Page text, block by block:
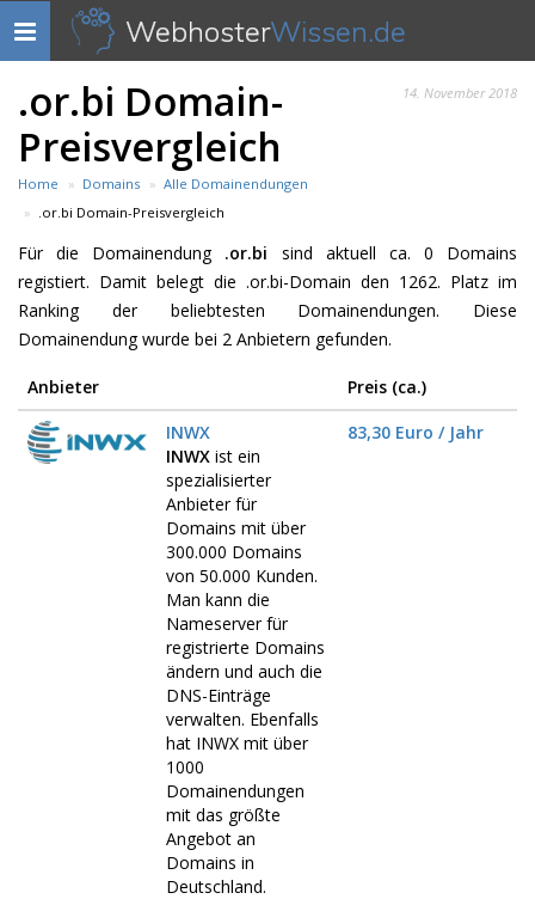
Navigation
anzeigen
WebhosterWissen.de
14. November 2018
.or.bi Domain-
Preisvergleich
Home Domains
Alle Domainendungen
.or.bi Domain-Preisvergleich
Für die Domainendung .or.bi sind aktuell ca. 0 Domains
registiert. Damit belegt die .or.bi-Domain den 1262. Platz im
Ranking der beliebtesten Domainendungen. Diese
Domainendung wurde bei 2 Anbietern gefunden.
Anbieter
Preis (ca.)
INWX
INWX ist ein
spezialisierter
Anbieter für
Domains mit über
300.000 Domains
von 50.000 Kunden.
Man kann die
Nameserver für
registrierte Domains
ändern und auch die
DNS-Einträge
verwalten. Ebenfalls
hat INWX mit über
1000
Domainendungen
mit das größte
Angebot an
Domains in
Deutschland.
83,30 Euro / Jahr